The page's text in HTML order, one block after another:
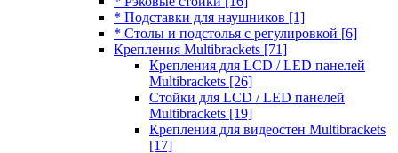
* Подставки для наушников [1]
* Столы и подстолья с регулировкой [6]
Крепления Multibrackets [71]
Крепления для LCD / LED панелей
Multibrackets [26]
Стойки для LCD / LED панелей
Multibrackets [19]
Крепления для видеостен Multibrackets
[17]